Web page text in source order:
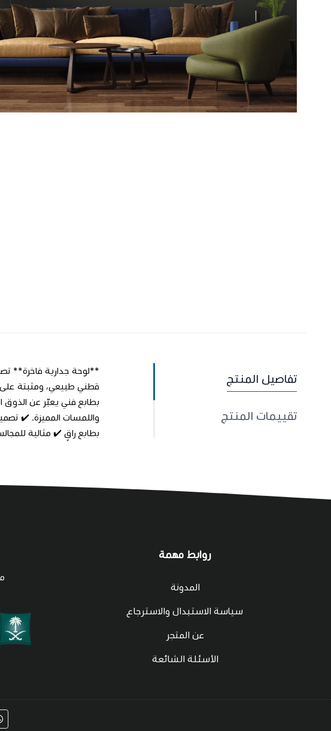
تفاصيل المنتج
تقييمات المنتج
بطابع فني يعبّر عن الذوق
بطابع راقٍ ✔️ مثالية
روابط مهمة
المدونة
سياسة الاستبدال والاسترجاع
عن المتجر
الأسئلة الشائعة